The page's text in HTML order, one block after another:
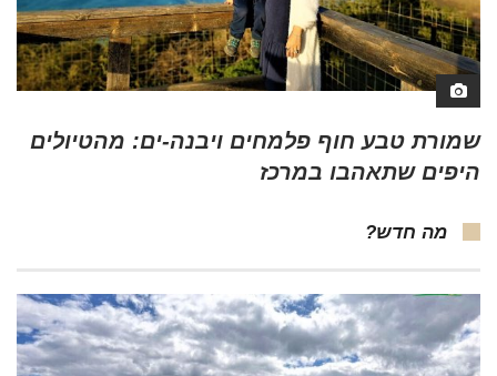
שמורת טבע חוף פלמחים ויבנה-ים: מהטיולים
היפים שתאהבו במרכז
מה חדש?